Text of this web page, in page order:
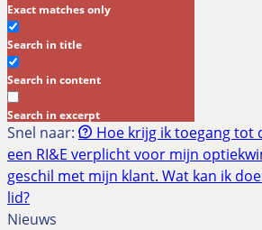
Exact matches only
Search in title
Search in content
Search in excerpt
Snel naar: Hoe krijg ik toegang tot
een RI&E verplicht voor mijn
geschil met mijn klant. Wat kan ik
lid?
Nieuws